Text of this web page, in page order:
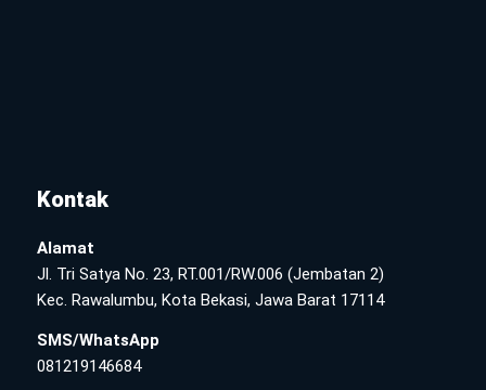
Kontak
Alamat
Jl. Tri Satya No. 23, RT.001/RW.006 (Jembatan 2)
Kec. Rawalumbu, Kota Bekasi, Jawa Barat 17114
SMS/WhatsApp
081219146684